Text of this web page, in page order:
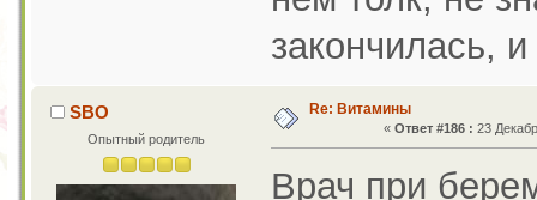
закончилась,
SBO
Опытный родитель
Re: Витамины
« Ответ #186 : 23
Врач при